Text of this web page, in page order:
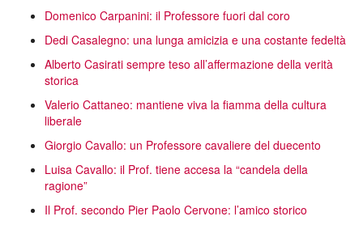
Domenico Carpanini: il Professore fuori dal coro
Dedi Casalegno: una lunga amicizia e una costante fedeltà
Alberto Casirati sempre teso all’affermazione della verità
storica
Valerio Cattaneo: mantiene viva la fiamma della cultura
liberale
Giorgio Cavallo: un Professore cavaliere del duecento
Luisa Cavallo: il Prof. tiene accesa la “candela della
ragione”
Il Prof. secondo Pier Paolo Cervone: l’amico storico